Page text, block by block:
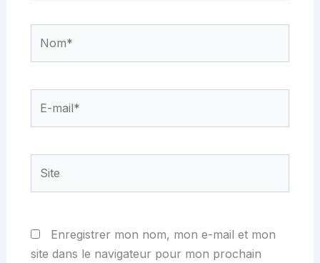
mail*
Enregistrer mon nom, mon e-mail et mon
site dans le navigateur pour mon prochain